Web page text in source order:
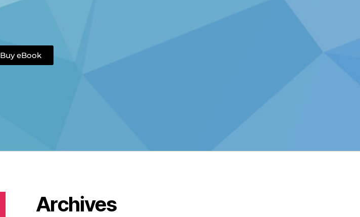
Buy eBook
Archives